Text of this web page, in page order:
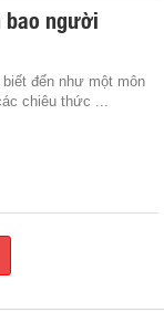
bao người
đến như một môn
chiêu thức ...